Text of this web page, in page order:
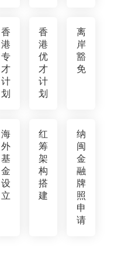
香
港
专
才
计
划
香
港
优
才
计
划
离
岸
豁
免
海
外
基
金
设
立
红
筹
架
构
搭
建
纳
闽
金
融
牌
照
申
请